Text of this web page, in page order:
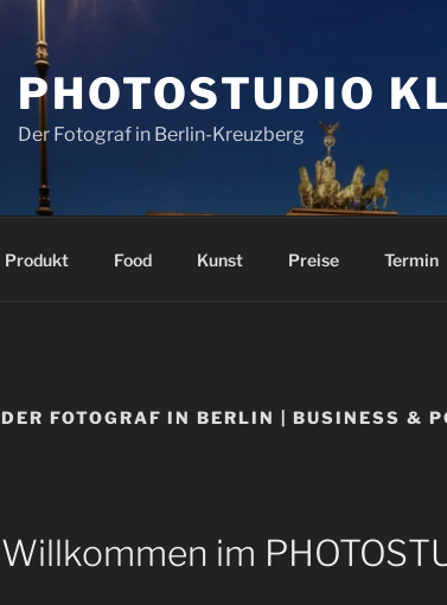
PHOTOSTUDIO
Der Fotograf in Berlin-Kreuzberg
Produkt Food Kunst Preise Termin
DER FOTOGRAF IN BERLIN | BUSINESS &
Willkommen im